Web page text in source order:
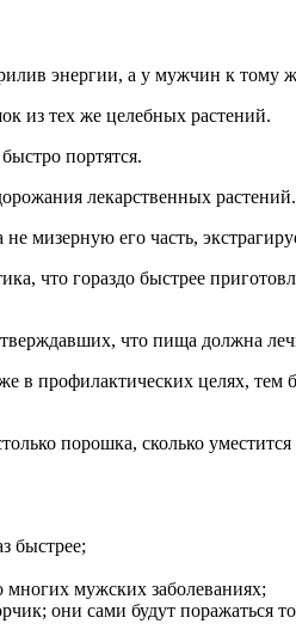
энергии, а у мужчин к тому
из тех же целебных растений.
портятся.
лекарственных растений.
мизерную его часть,
что гораздо быстрее
что пища должна
профилактических целях, тем
порошка, сколько
быстрее;
мужских заболеваниях;
они сами будут поражаться